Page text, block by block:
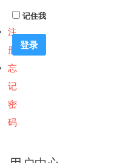
记住我
注
册
忘
记
密
码